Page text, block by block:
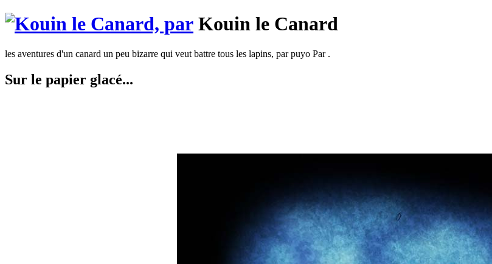
Kouin le Canard
les aventures d'un canard un peu bizarre qui veut battre tous les lapins, par puyo Par .
Sur le papier glacé...